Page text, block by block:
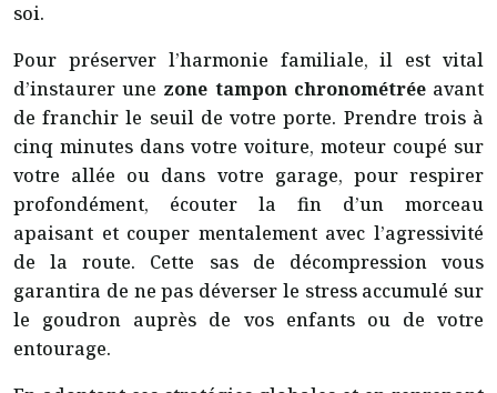
soi.
Pour préserver l’harmonie familiale, il est vital
d’instaurer une zone tampon chronométréeavant
de franchir le seuil de votre porte. Prendre trois à
cinq minutes dans votre voiture, moteur coupé sur
votre allée ou dans votre garage, pour respirer
profondément, écouter la fin d’un morceau
apaisant et couper mentalement avec l’agressivité
de la route. Cette sas de décompression vous
garantira de ne pas déverser le stress accumulé sur
le goudron auprès de vos enfants ou de votre
entourage.